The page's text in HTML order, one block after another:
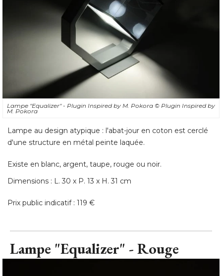
Lampe "Equalizer" - Plugin Inspired by M. Pokora © Plugin Inspired by
M. Pokora
Lampe au design atypique : l'abat-jour en coton est cerclé
d'une structure en métal peinte laquée.
Existe en blanc, argent, taupe, rouge ou noir.
Dimensions : L. 30 x P. 13 x H. 31 cm
Prix public indicatif : 119 €
Lampe "Equalizer" - Rouge